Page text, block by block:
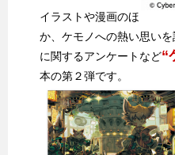
イラストや漫画のほ
か、ケモノへの熱い思い
に関するアンケートなど“
本の第２弾です。